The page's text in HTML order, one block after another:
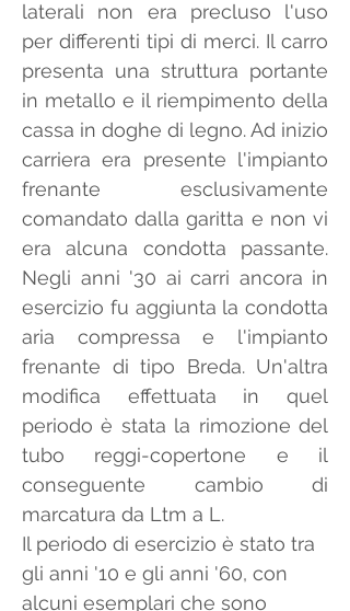
laterali non era precluso l'uso
per differenti tipi di merci. Il carro
presenta una struttura portante
in metallo e il riempimento della
cassa in doghe di legno. Ad inizio
carriera era presente l'impianto
frenante esclusivamente
comandato dalla garitta e non vi
era alcuna condotta passante.
Negli anni '30 ai carri ancora in
esercizio fu aggiunta la condotta
aria compressa e l'impianto
frenante di tipo Breda. Un'altra
modifica effettuata in quel
periodo è stata la rimozione del
tubo reggi-copertone e il
conseguente cambio di
marcatura da Ltm a L.
Il periodo di esercizio è stato tra
gli anni '10 e gli anni '60, con
alcuni esemplari che sono